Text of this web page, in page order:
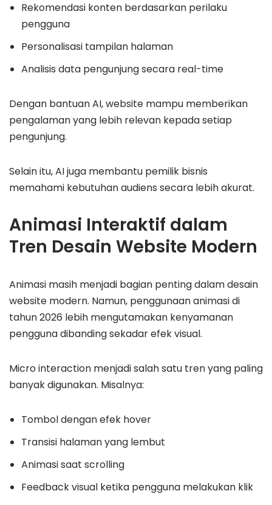
Rekomendasi konten berdasarkan perilaku
pengguna
Personalisasi tampilan halaman
Analisis data pengunjung secara real-time
Dengan bantuan AI, website mampu memberikan
pengalaman yang lebih relevan kepada setiap
pengunjung.
Selain itu, AI juga membantu pemilik bisnis
memahami kebutuhan audiens secara lebih akurat.
Animasi Interaktif dalam
Tren Desain Website Modern
Animasi masih menjadi bagian penting dalam desain
website modern. Namun, penggunaan animasi di
tahun 2026 lebih mengutamakan kenyamanan
pengguna dibanding sekadar efek visual.
Micro interaction menjadi salah satu tren yang paling
banyak digunakan. Misalnya:
Tombol dengan efek hover
Transisi halaman yang lembut
Animasi saat scrolling
Feedback visual ketika pengguna melakukan klik